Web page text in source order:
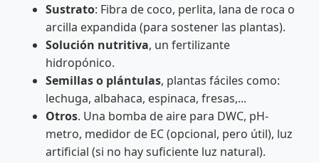
Sustrato: Fibra de coco, perlita, lana de roca o
arcilla expandida (para sostener las plantas).
Solución nutritiva, un fertilizante
hidropónico.
Semillas o plántulas, plantas fáciles como:
lechuga, albahaca, espinaca, fresas,...
Otros. Una bomba de aire para DWC, pH-
metro, medidor de EC (opcional, pero útil), luz
artificial (si no hay suficiente luz natural).